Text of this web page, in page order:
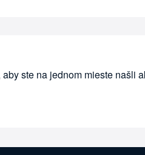
ste na jednom mieste našli